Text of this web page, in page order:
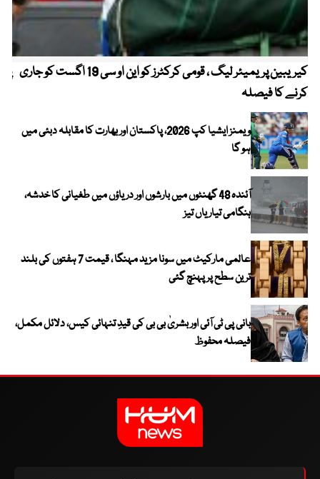
کیریبین پریمیئر لیگ ، قومی کرکٹرز کو این او سی 19 اگست کو جاری
کرنے کا فیصلہ
ویمنز ایشیا کپ 2026، پاکستان اور بھارت کا مقابلہ دبئی میں
ہو گا
آئندہ 48 گھنٹوں میں بارشوں اور دریاؤں میں طغیانی کا خدشہ،
ہنگامی تیاریاں تیز
عالمی مارکیٹ میں سونا مزید مہنگا ، قیمت 7 ہفتوں کی بلند
ترین سطح پر پہنچ گئی
بانی پی ٹی آئی اور بشریٰ بی بی کی قیدِ تنہائی کیس، دلائل مکمل،
فیصلہ محفوظ